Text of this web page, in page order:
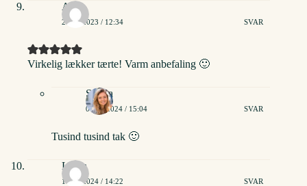
Anna
28/12/2023 / 12:34 SVAR
Virkelig lækker tærte! Varm anbefaling 🙂
Stinna
01/01/2024 / 15:04 SVAR
Tusind tusind tak 🙂
Laura
10/10/2024 / 14:22 SVAR